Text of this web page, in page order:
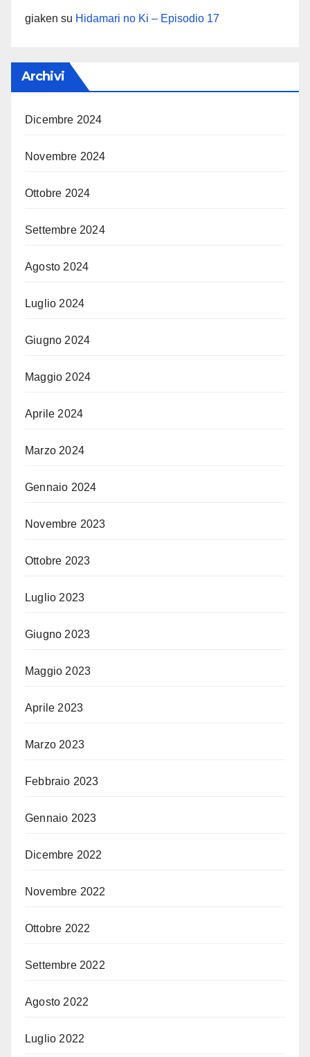
giaken su Hidamari no Ki – Episodio 17
Archivi
Dicembre 2024
Novembre 2024
Ottobre 2024
Settembre 2024
Agosto 2024
Luglio 2024
Giugno 2024
Maggio 2024
Aprile 2024
Marzo 2024
Gennaio 2024
Novembre 2023
Ottobre 2023
Luglio 2023
Giugno 2023
Maggio 2023
Aprile 2023
Marzo 2023
Febbraio 2023
Gennaio 2023
Dicembre 2022
Novembre 2022
Ottobre 2022
Settembre 2022
Agosto 2022
Luglio 2022